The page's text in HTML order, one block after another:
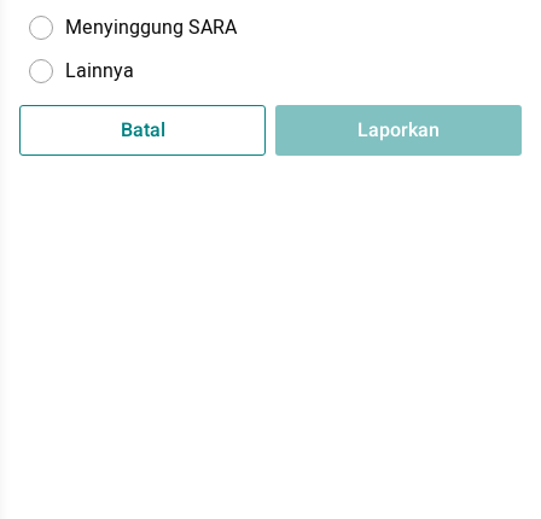
Menyinggung SARA
Lainnya
Batal Laporkan